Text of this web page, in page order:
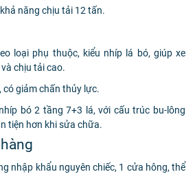
năng chịu tải 12 tấn.
loại phụ thuộc, kiểu nhíp lá bó, giúp xe
chịu tải cao.
có giảm chấn thủy lực.
bó 2 tầng 7+3 lá, với cấu trúc bu-lông
tiện hơn khi sửa chữa.
nhập khẩu nguyên chiếc, 1 cửa hông, thể